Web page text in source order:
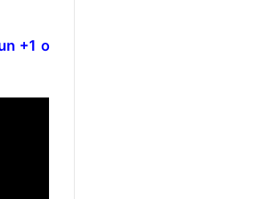
+1 o